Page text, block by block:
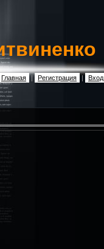
Главная | Регистрация | Вход